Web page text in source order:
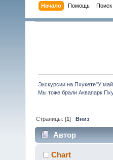
Начало Помощь Поиск
Экскурсии на Пхукете"У
Мы тоже брали Аквапарк
Страницы: [1]Вниз
Автор
(Прочитано 60214
Chart